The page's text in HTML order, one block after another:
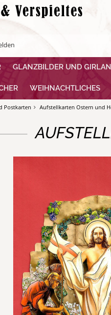
GLANZBILDER UND
WEIHNACHTLICHES
Postkarten Aufstellkarten Ostern und